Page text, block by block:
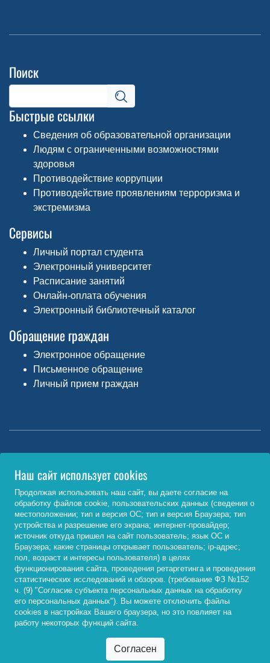
Поиск
Быстрые ссылки
Сведения об образовательной организации
Людям с ограниченными возможностями
здоровья
Противодействие коррупции
Противодействие проявлениям терроризма и
экстремизма
Сервисы
Личный портал студента
Электронный университет
Расписание занятий
Онлайн-оплата обучения
Электронный библиотечный каталог
Обращение граждан
Электронное обращение
Письменное обращение
Личный прием граждан
Министерство науки и высшего образования РФ
http://www.minobrnauki.gov.ru/
Министерство просвещения РФ
https://edu.gov.ru/
Федеральный портал «Российское образование»
http://www.edu.ru/
© 2026, ФГБОУ ВО «Байкальский государственный
университет»
Наш сайт использует cookies
Продолжая использовать наш сайт, вы даете согласие на
обработку файлов cookie, пользовательских данных (сведения о
местоположении; тип и версия ОС; тип и версия Браузера; тип
устройства и разрешение его экрана; интернет-провайдер;
источник откуда пришел на сайт пользователь; язык ОС и
Браузера; какие страницы открывает пользователь; ip-адрес;
пол, возраст и интересы пользователя) в целях
функционирования сайта, проведения ретаргетинга и проведения
статистических исследований и обзоров. (требование ФЗ №152
ч. (9) "Согласие субъекта персональных данных на обработку
его персональных данных"). Вы можете отключить файлы
cookies в настройках Вашего браузера, но это повлияет на
работу некоторых функций сайта.